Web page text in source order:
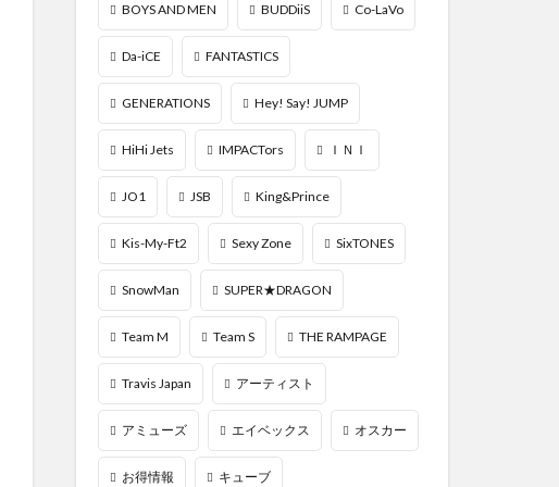
BOYS AND MEN BUDDiiS Co-LaVo
Da-iCE FANTASTICS
GENERATIONS Hey! Say! JUMP
HiHi Jets IMPACTors ＩＮＩ
JO1 JSB King&Prince
Kis-My-Ft2 Sexy Zone SixTONES
SnowMan SUPER★DRAGON
Team M Team S THE RAMPAGE
Travis Japan アーティスト
アミューズ エイベックス オスカー
お得情報 キューブ